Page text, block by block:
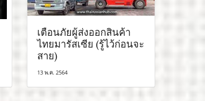
เตือนภัยผู้ส่งออกสินค้า
ไทยมารัสเซีย (รู้ไว้ก่อนจะ
สาย)
13 พ.ค. 2564